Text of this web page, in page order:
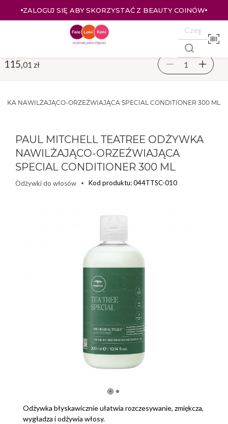
ZALOGUJ SIĘ ABY SKORZYSTAĆ Z BEAUTY COINÓW
NAWILŻAJĄCO-ORZEŹWIAJĄCA SPECIAL CONDITIONER 300 ML
PAUL MITCHELL TEATREE ODŻYWKA
NAWILŻAJĄCO-ORZEŹWIAJĄCA
SPECIAL CONDITIONER 300 ML
Odżywki do włosów Kod produktu: 044TTSC-010
Odżywka błyskawicznie ułatwia rozczesywanie, zmiękcza,
wygładza i odżywia włosy.
115, 01 zł